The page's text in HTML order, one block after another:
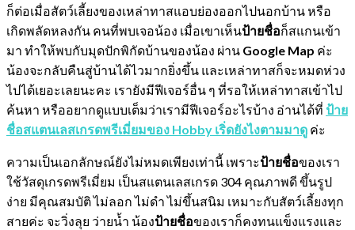
ก็ต่อเมื่อสัตว์เลี้ยงของเหล่าทาสแอบย่องออกไปนอกบ้าน หรือ
เกิดพลัดหลงกัน คนที่พบเจอน้อง เมื่อเขาเห็นป้ายชื่อก็สแกนเข้า
มา ทำให้พบกับมุดปักพิกัดบ้านของน้อง ผ่าน Google Map ค่ะ
น้องจะกลับคืนสู่บ้านได้ไวมากยิ่งขึ้น และเหล่าทาสก็จะหมดห่วง
ไปได้เยอะเลยนะคะ เรายังมีฟีเจอร์อื่น ๆ ที่รอให้เหล่าทาสเข้าไป
ค้นหา หรืออยากดูแบบเต็มว่าเรามีฟีเจอร์อะไรบ้าง อ่านได้ที่ ป้าย
ชื่อสแตนเลสเกรดพรีเมี่ยมของ Hobby เริ่ดยังไงตามมาดู ค่ะ
ความเป็นเอกลักษณ์ยังไม่หมดเพียงเท่านี้ เพราะป้ายชื่อของเรา
ใช้วัสดุเกรดพรีเมี่ยม เป็นสแตนเลสเกรด 304 คุณภาพดี ขึ้นรูป
ง่าย มีคุณสมบัติ ไม่ลอก ไม่ดำ ไม่ขึ้นสนิม เหมาะกับสัตว์เลี้ยงทุก
สายค่ะ จะวิ่งลุย ว่ายน้ำ น้องป้ายชื่อของเราก็คงทนแข็งแรงและ